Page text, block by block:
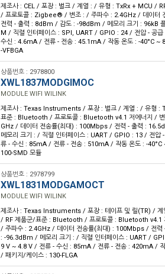
제조사 : CEL / 포장 : 벌크 / 계열 : / 유형 : TxRx + MCU /
/ 프로토콜 : Zigbee® / 변조 : / 주파수 : 2.4GHz / 데이터
전력 - 출력 : 8dBm / 감도 : -98dBm / 메모리 크기 : 96kB
M / 직렬 인터페이스 : SPI, UART / GPIO : 24 / 전압 - 공
수신 : 4.6mA / 전류 - 전송 : 45.1mA / 작동 온도 : -40°C ~
-VFBGA
상품번호 : 2978800
XWL1837MODGIMOC
MODULE WIFI WILINK
제조사 : Texas Instruments / 포장 : 벌크 / 계열 : / 유형 :
표준 : Bluetooth / 프로토콜 : Bluetooth v4.1 저에너지 /
GHz / 데이터 전송률(최대) : 100Mbps / 전력 - 출력 :
메모리 크기 : / 직렬 인터페이스 : UART / GPIO : 13 / 전압
류 - 수신 : 85mA / 전류 - 전송 : 510mA / 작동 온도 : -40°C
100-SMD 모듈
상품번호 : 2978799
XWL1831MODGAMOCT
MODULE WIFI WILINK
제조사 : Texas Instruments / 포장 : 테이프 및 릴(TR) / 계
/ RF 제품군/표준 : Bluetooth / 프로토콜 : Bluetooth v4.1
/ 주파수 : 2.4GHz / 데이터 전송률(최대) : 100Mbps / 전
: -96.3dBm / 메모리 크기 : / 직렬 인터페이스 : UART /
9 V ~ 4.8 V / 전류 - 수신 : 85mA / 전류 - 전송 : 420mA /
/ 패키지/케이스 : 130-FLGA